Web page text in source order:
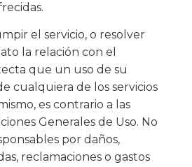
el servicio, o resolver
la relación con el
que un uso de su
cualquiera de los servicios
es contrario a las
Generales de Uso. No
por daños,
reclamaciones o gastos